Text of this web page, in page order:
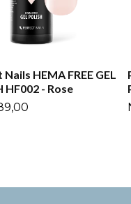
HEMA FREE GEL
HF002 - Rose